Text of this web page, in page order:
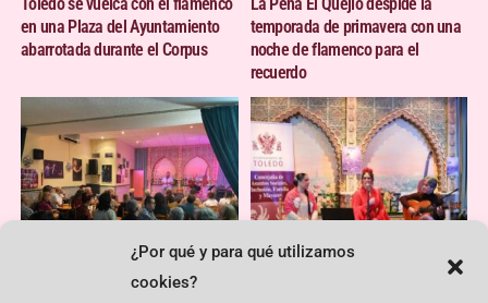
¿Por qué y para qué utilizamos
cookies?
en una Plaza del Ayuntamiento
abarrotada durante el Corpus
temporada de primavera con una
noche de flamenco para el
recuerdo